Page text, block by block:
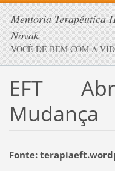
Mentoria Terapêutica
Novak
VOCÊ DE BEM COM A
EFT
Mudança
Fonte: